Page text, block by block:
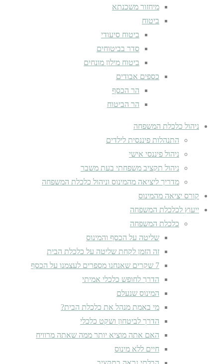
מיחזור משכנתא
ביטוח
ביטוח סיעודי
סדר בביטוחים
ביטוח מילון מונחים
כספים אבודים
הר הכסף
הר הביטוח
ניהול כלכלת המשפחה
התנהלות פיננסית לילדים
ניהול פיננסי אישי
ניהול תקציב משפחתי בעת משבר
מדריך ליציאה מהמינוס וניהול כלכלת המשפחה
קורס יציאה מהמינוס
ייעוץ לכלכלת המשפחה
כלכלת המשפחה
שליטה על הכסף והמינוס
זה הזמן לקחת שליטה על כלכלת הבית
7 שקרים שאנחנו מספרים לעצמנו על הכסף
הדרך לחופש כלכלי אמיתי
המינוס שנעלם
מי באמת מנהל את כלכלת הבית?
הדרך לביטחון ושקט כלכלי
האם אתה מוציא יותר ממה שאתה מרוויח
חיים ללא מינוס